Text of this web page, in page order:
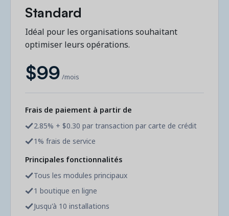
Rapports et tableaux de bord
Outils de suivi et d’analyse
FONCTIONNALITÉS
Inscription en ligne
Gestion multi-sites
Paiements
Gestion du personnel
Gymnastique
Loisirs municipaux
Natation
YMCA
Étude de cas
Découvrez nos clients
Blogue
Ressources et webinaires
Amilia University
RESSOURCES SUPPLÉMENTAIRES
Amilia University (Connexion)
Centre d'aide
Mises à jour
English
Centre d'aide
Connexion
Standard
Idéal pour les organisations souhaitant
optimiser leurs opérations.
$99 /mois
Frais de paiement à partir de
2.85% + $0.30 par transaction par carte de crédit
1% frais de service
Principales fonctionnalités
Tous les modules principaux
1 boutique en ligne
Jusqu'à 10 installations